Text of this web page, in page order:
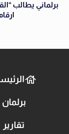
برلماني يطالب
برلمان
تقارير